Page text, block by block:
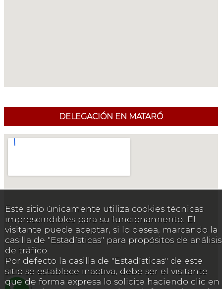
DELEGACIÓN EN MATARÓ
Este sitio únicamente utiliza cookies técnicas
imprescindibles para su funcionamiento. El
visitante puede aceptar, si lo desea, marcando la
casilla de "Estadísticas" para propósitos de análisis
de tráfico.
Por defecto la casilla de "Estadísticas" de este
sitio se establece inactiva, debe ser el visitante
que de forma expresa lo solicite haciendo clic en